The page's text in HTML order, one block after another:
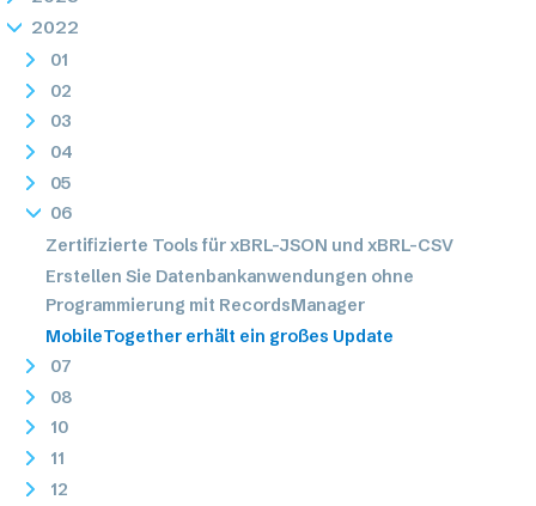
2022
01
02
03
04
05
06
Zertifizierte Tools für xBRL-JSON und xBRL-CSV
Erstellen Sie Datenbankanwendungen ohne
Programmierung mit RecordsManager
MobileTogether erhält ein großes Update
07
08
10
11
12